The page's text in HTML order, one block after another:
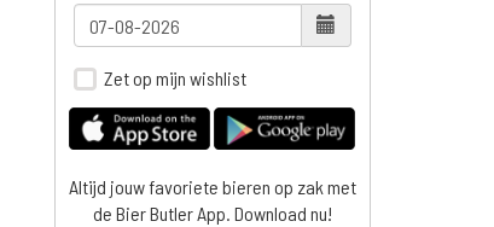
Zet op mijn wishlist
Altijd jouw favoriete bieren op zak met
de Bier Butler App. Download nu!